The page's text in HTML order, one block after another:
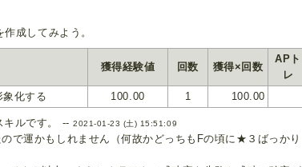
成してみよう。
獲得経験値 回数 獲得×回数
APト
レ
象化する
100.00 1 100.00
キルです。 --2021-01-23 (土) 15:51:09
で運かもしれません（何故かどっちもFの頃に★３ばっかり